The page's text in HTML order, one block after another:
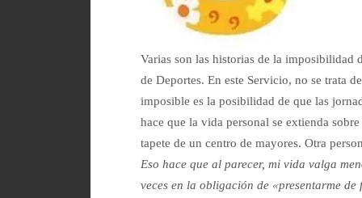
Varias son las historias de la
de Deportes. En este Servicio, no se trata
imposible es la posibilidad de que las
hace que la vida personal se extienda
tapete de un centro de mayores. Otra
Eso hace que al parecer, mi vida valga
veces en la obligación de «presentarme